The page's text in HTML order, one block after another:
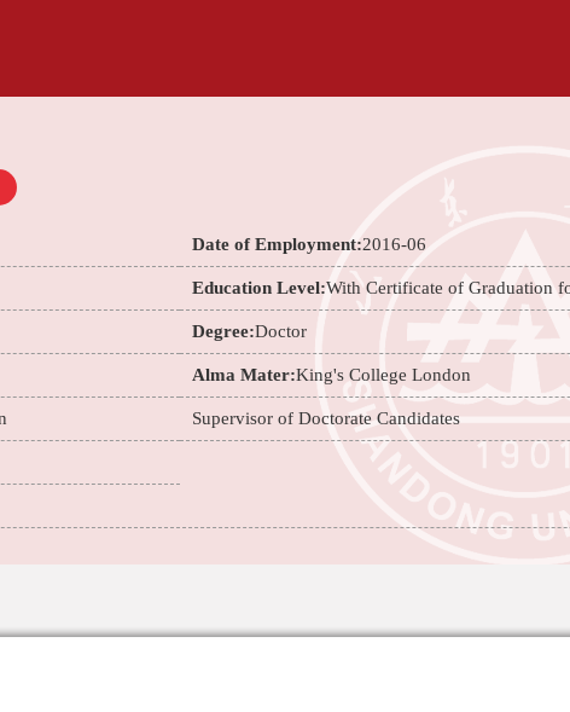
Date of Employment:2016-06
Education Level:With Certificate of Graduation
Degree:Doctor
Alma Mater:King's College London
Supervisor of Doctorate Candidates